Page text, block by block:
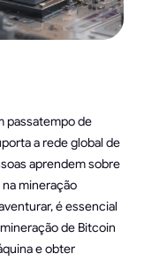
passatempo de
a rede global de
aprendem sobre
mineração
é essencial
de Bitcoin
e obter